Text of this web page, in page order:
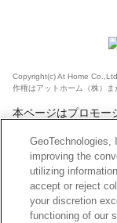
Copyright(c) At Home
作権はアットホーム（株）ま
本ページはプロモー
improving the
utilizing
accept or reject
your discretion
functioning of our